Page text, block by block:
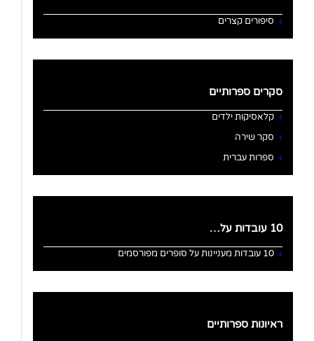
סיפורים קצרים
סקרים ספרותיים
קלאסיקות ילדים
סקר שירה
ספרות עברית
10 עובדות על…
10 עובדות מעניינות על סופרים מפורסמים
ראיונות ספרותיים